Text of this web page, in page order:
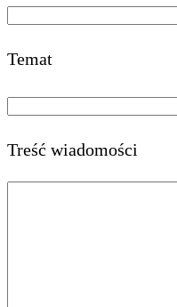
Temat
Treść wiadomości